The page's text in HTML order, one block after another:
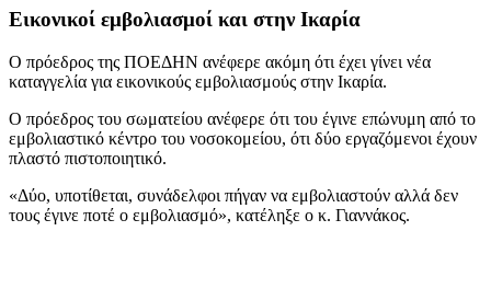
Εικονικοί εμβολιασμοί και στην Ικαρία
Ο πρόεδρος της ΠΟΕΔΗΝ ανέφερε ακόμη ότι έχει γίνει νέα
καταγγελία για εικονικούς εμβολιασμούς στην Ικαρία.
Ο πρόεδρος του σωματείου ανέφερε ότι του έγινε επώνυμη από το
εμβολιαστικό κέντρο του νοσοκομείου, ότι δύο εργαζόμενοι έχουν
πλαστό πιστοποιητικό.
«Δύο, υποτίθεται, συνάδελφοι πήγαν να εμβολιαστούν αλλά δεν
τους έγινε ποτέ ο εμβολιασμό», κατέληξε ο κ. Γιαννάκος.